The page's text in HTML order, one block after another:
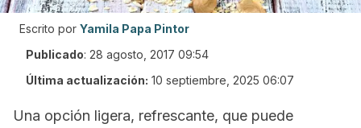
Escrito por Yamila Papa Pintor
Publicado: 28 agosto, 2017 09:54
Última actualización: 10 septiembre, 2025 06:07
Una opción ligera, refrescante, que puede